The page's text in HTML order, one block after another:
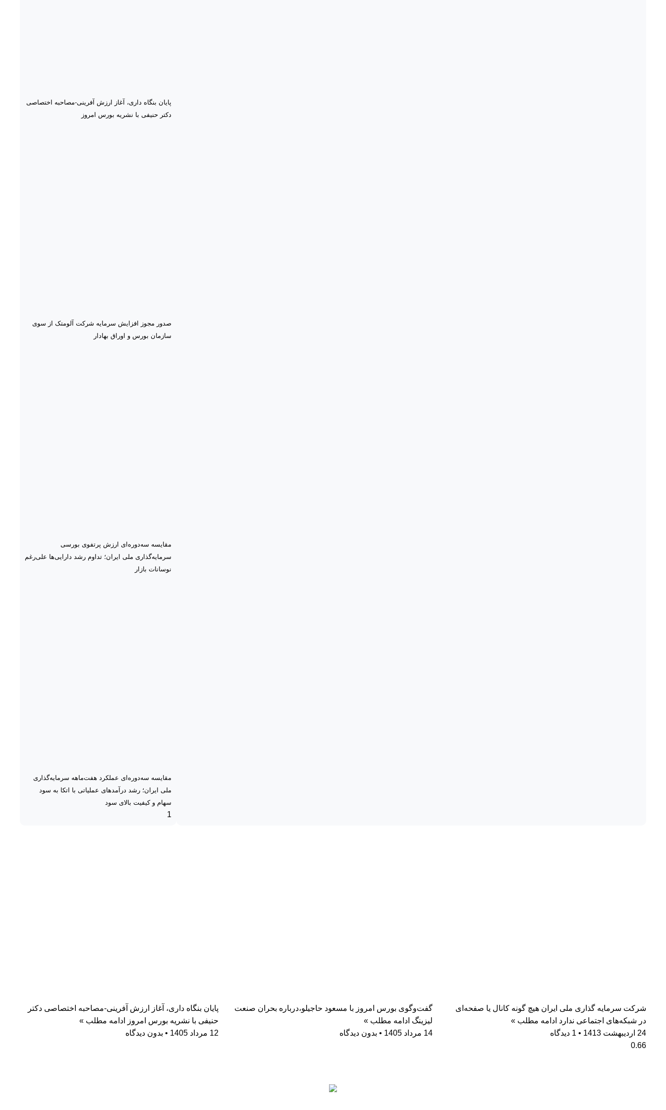
پایان بنگاه داری، آغاز ارزش آفرینی-مصاحبه اختصاصی
دکتر حنیفی با نشریه بورس امروز
صدور مجوز افزایش سرمایه شرکت آلومتک از سوی
سازمان بورس و اوراق بهادار
مقایسه سه‌دوره‌ای ارزش پرتفوی بورسی
سرمایه‌گذاری ملی ایران؛ تداوم رشد دارایی‌ها علی‌رغم
نوسانات بازار
مقایسه سه‌دوره‌ای عملکرد هفت‌ماهه سرمایه‌گذاری
ملی ایران؛ رشد درآمدهای عملیاتی با اتکا به سود
سهام و کیفیت بالای سود
شرکت سرمایه گذاری ملی ایران هیچ گونه کانال یا صفحه‌ای
در شبکه‌های اجتماعی ندارد ادامه مطلب »
24 اردیبهشت 1413
گفت‌وگوی بورس امروز با مسعود حاجیلو،درباره بحران صنعت
لیزینگ ادامه مطلب »
14 مرداد 1405
بدون دیدگاه
پایان بنگاه داری، آغاز ارزش آفرینی-مصاحبه اختصاصی دکتر
حنیفی با نشریه بورس امروز
ادامه مطلب »
12 مرداد 1405
بدون دیدگاه